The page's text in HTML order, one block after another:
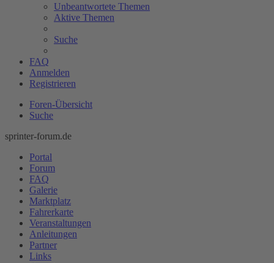
Unbeantwortete Themen
Aktive Themen
Suche
FAQ
Anmelden
Registrieren
Foren-Übersicht
Suche
sprinter-forum.de
Portal
Forum
FAQ
Galerie
Marktplatz
Fahrerkarte
Veranstaltungen
Anleitungen
Partner
Links